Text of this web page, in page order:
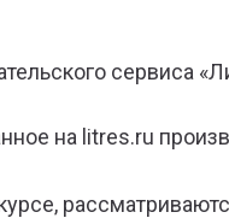
сервиса
на litres.ru